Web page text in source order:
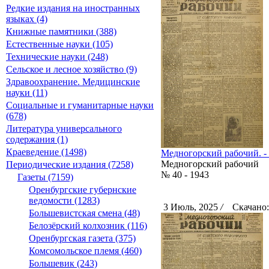
Редкие издания на иностранных
языках (4)
Книжные памятники (388)
Естественные науки (105)
Технические науки (248)
Сельское и лесное хозяйство (9)
Здравоохранение. Медицинские
науки (11)
Социальные и гуманитарные науки
(678)
Литература универсального
содержания (1)
Краеведение (1498)
Периодические издания (7258)
Газеты (7159)
Оренбургские губернские
ведомости (1283)
Большевистская смена (48)
Белозёрский колхозник (116)
Оренбургская газета (375)
Комсомольское племя (460)
Большевик (243)
Медногорский рабочий.
Медногорский рабочий
№ 40 - 1943
3 Июль, 2025 /